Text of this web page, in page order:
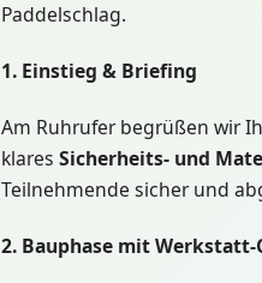
Paddelschlag.
1. Einstieg & Briefing
Am Ruhrufer begrüßen wir
klares Sicherheits- und
Teilnehmende sicher und
2. Bauphase mit